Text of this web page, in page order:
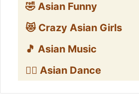
🤣 Asian Funny
😻 Crazy Asian Girls
🎵 Asian Music
👯‍♀️ Asian Dance